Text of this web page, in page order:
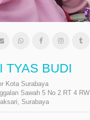
TYAS BUDI
Kota Surabaya
Sawah 5 No 2 RT 4
Surabaya